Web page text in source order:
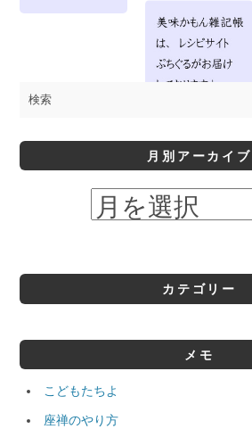
月別アーカイブ
カテゴリー
メモ
こどもたちよ
座禅のやり方